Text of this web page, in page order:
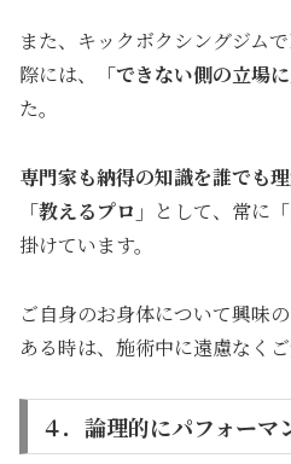
また、キックボクシングジム
際には、
「できない側の立場
た。
専門家も納得の知識を誰でも
「教えるプロ」 として、常に
掛けています。
ご自身のお身体について興味
ある時は、施術中に遠慮なく
４．論理的にパフォーマ